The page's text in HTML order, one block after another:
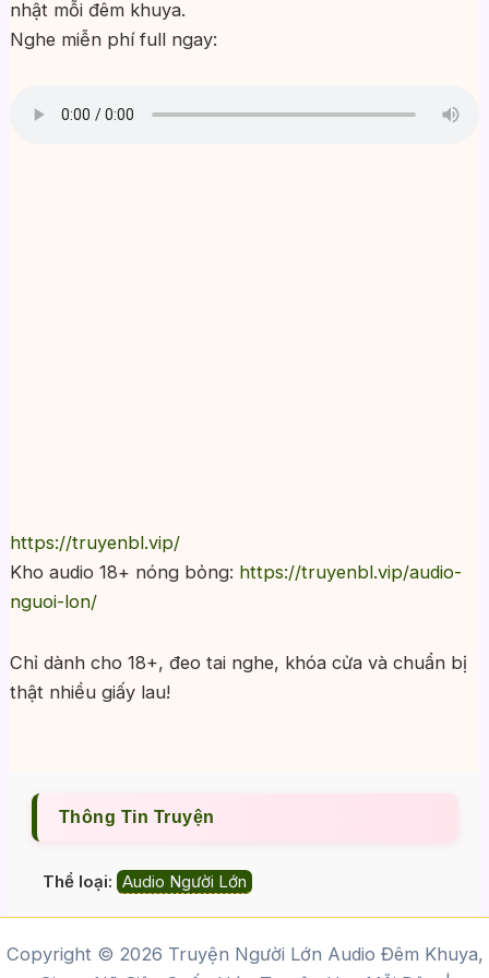
nhật mỗi đêm khuya.
Nghe miễn phí full ngay:
https://truyenbl.vip/
Kho audio 18+ nóng bỏng: https://truyenbl.vip/audio-
nguoi-lon/
Chỉ dành cho 18+, đeo tai nghe, khóa cửa và chuẩn bị
thật nhiều giấy lau!
Thông Tin Truyện
Thể loại: Audio Người Lớn
Copyright © 2026 Truyện Người Lớn Audio Đêm Khuya,